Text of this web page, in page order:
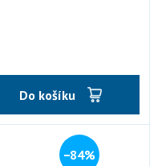
Do košíku
−84%